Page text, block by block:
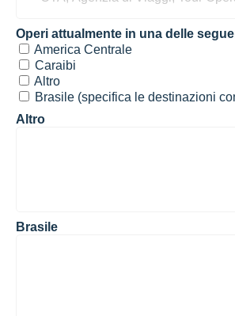
Operi attualmente in una delle
America Centrale
Caraibi
Altro
Brasile (specifica le destinazioni
Altro
Brasile